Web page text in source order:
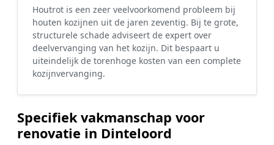
Houtrot is een zeer veelvoorkomend probleem bij
houten kozijnen uit de jaren zeventig. Bij te grote,
structurele schade adviseert de expert over
deelvervanging van het kozijn. Dit bespaart u
uiteindelijk de torenhoge kosten van een complete
kozijnvervanging.
Specifiek vakmanschap voor
renovatie in Dinteloord